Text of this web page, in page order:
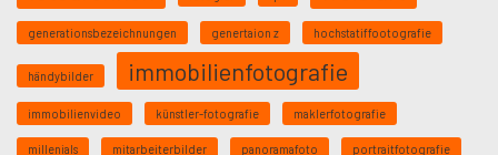
generationsbezeichnungen genertaion z hochstatiffootografie
händybilder immobilienfotografie
immobilienvideo künstler-fotografie maklerfotografie
millenials mitarbeiterbilder panoramafoto portraitfotografie